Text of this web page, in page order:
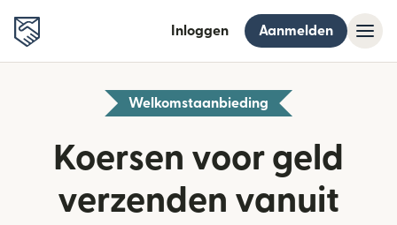
Inloggen Aanmelden
Welkomstaanbieding
Koersen voor geld
verzenden vanuit